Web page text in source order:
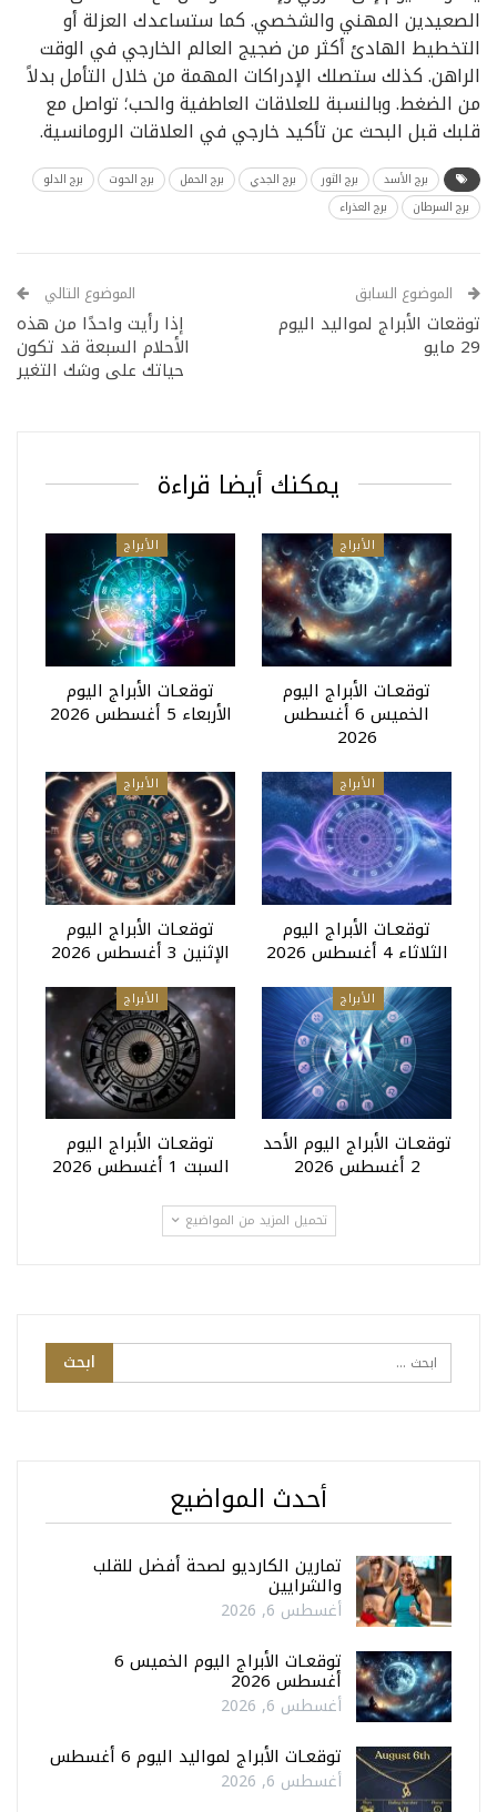
الصعيدين المهني والشخصي. كما ستساعدك العزلة أو
التخطيط الهادئ أكثر من ضجيج العالم الخارجي في الوقت
الراهن. كذلك ستصلك الإدراكات المهمة من خلال التأمل بدلاً
من الضغط. وبالنسبة للعلاقات العاطفية والحب؛ تواصل مع
قلبك قبل البحث عن تأكيد خارجي في العلاقات الرومانسية.
برج الأسد برج الثور برج الجدي برج الحمل برج الحوت
برج الدلو
برج السرطان
برج العذراء
الموضوع السابق
توقعات الأبراج لمواليد اليوم
29 مايو
الموضوع التالي
إذا رأيت واحدًا من هذه
الأحلام السبعة قد تكون
حياتك على وشك التغير
يمكنك أيضا قراءة
الأبراج
توقعـات الأبراج اليوم
الخميس 6 أغسطس
2026
الأبراج
توقعـات الأبراج اليوم
الأربعاء 5 أغسطس 2026
الأبراج
توقعـات الأبراج اليوم
الثلاثاء 4 أغسطس 2026
الأبراج
توقعـات الأبراج اليوم
الإثنين 3 أغسطس 2026
الأبراج
توقعـات الأبراج اليوم الأحد
2 أغسطس 2026
الأبراج
توقعـات الأبراج اليوم
السبت 1 أغسطس 2026
تحميل المزيد من المواضيع
أحدث المواضيع
تمارين الكارديو لصحة أفضل للقلب
والشرايين
أغسطس 6, 2026
توقعـات الأبراج اليوم الخميس 6
أغسطس 2026
أغسطس 6, 2026
توقعـات الأبراج لمواليد اليوم 6 أغسطس
أغسطس 6, 2026